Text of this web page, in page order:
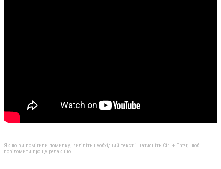
Якщо ви помітили помилку, виділіть необхідний текст і натисніть Ctrl + Enter, щоб
повідомити про це редакцію